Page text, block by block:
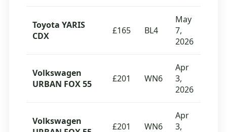
Toyota YARIS
CDX
£165 BL4
May
7,
2026
Volkswagen
URBAN FOX 55
£201 WN6
Apr
3,
2026
Volkswagen
£201 WN6
Apr
3,